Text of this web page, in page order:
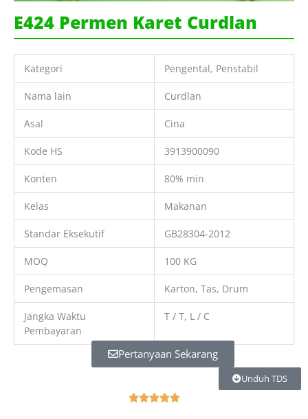
E424 Permen Karet Curdlan
Kategori Pengental, Penstabil
Nama lain Curdlan
Asal Cina
Kode HS 3913900090
Konten 80% min
Kelas Makanan
Standar Eksekutif GB28304-2012
MOQ 100 KG
Pengemasan Karton, Tas, Drum
Jangka Waktu
Pembayaran
T / T, L / C
Pertanyaan Sekarang
Unduh TDS
R